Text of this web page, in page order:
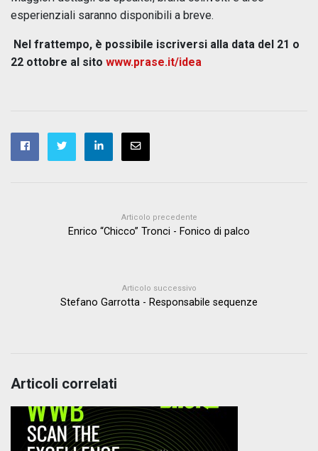
esperienziali saranno disponibili a breve.
Nel frattempo, è possibile iscriversi alla data del 21 o
22 ottobre al sito www.prase.it/idea
Articolo precedente
Enrico “Chicco” Tronci - Fonico di palco
Articolo successivo
Stefano Garrotta - Responsabile sequenze
Articoli correlati